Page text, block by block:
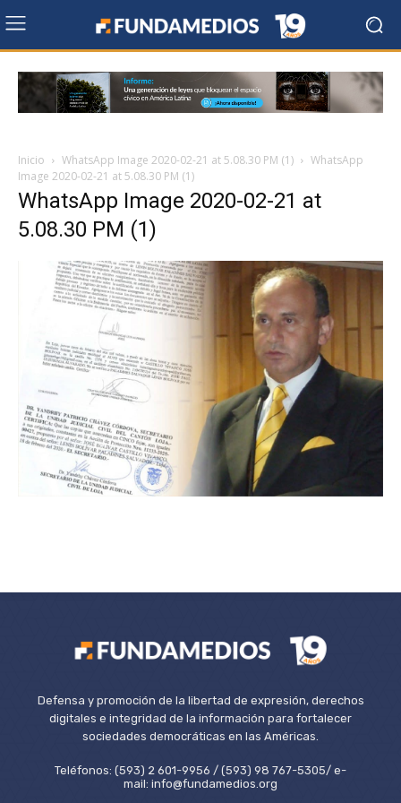
Inicio WhatsApp Image 2020-02-21 at 5.08.30 PM (1)
WhatsApp
Image 2020-02-21 at 5.08.30 PM (1)
WhatsApp Image 2020-02-21 at
5.08.30 PM (1)
Defensa y promoción de la libertad de expresión, derechos
digitales e integridad de la información para fortalecer
sociedades democráticas en las Américas.
Teléfonos: (593) 2 601-9956 / (593) 98 767-5305/ e-
mail: info@fundamedios.org